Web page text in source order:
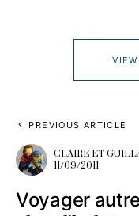
PREVIOUS ARTICLE
CLAIRE ET
11/09/2011
Voyager